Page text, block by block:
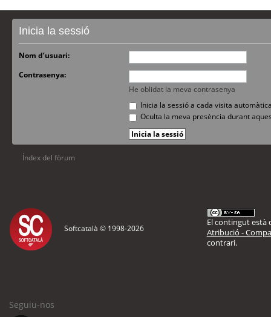
Inicia la sessió
Nom d’usuari:
Contrasenya:
He oblidat la meva contrasenya
Inicia la sessió a cada visita
Oculta la meva presència durant
Índex del fòrum
Softcatalà © 1998-2026
El contingut està
Atribució -
contrari.
Seguiu-nos